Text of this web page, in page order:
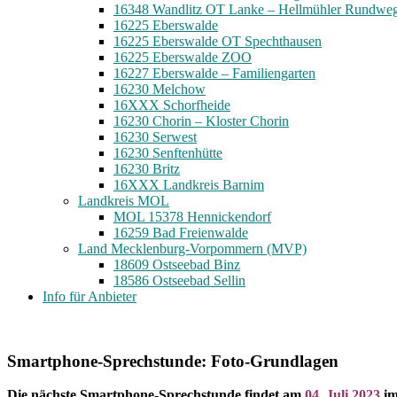
16348 Wandlitz OT Lanke – Hellmühler
16225 Eberswalde
16225 Eberswalde OT Spechthausen
16225 Eberswalde ZOO
16227 Eberswalde – Familiengarten
16230 Melchow
16XXX Schorfheide
16230 Chorin – Kloster Chorin
16230 Serwest
16230 Senftenhütte
16230 Britz
16XXX Landkreis Barnim
Landkreis MOL
MOL 15378 Hennickendorf
16259 Bad Freienwalde
Land Mecklenburg-Vorpommern (MVP)
18609 Ostseebad Binz
18586 Ostseebad Sellin
Info für Anbieter
Smartphone-Sprechstunde: Foto-Grundlagen